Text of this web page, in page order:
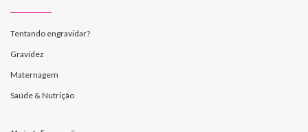
Tentando engravidar?
Gravidez
Maternagem
Saúde & Nutrição